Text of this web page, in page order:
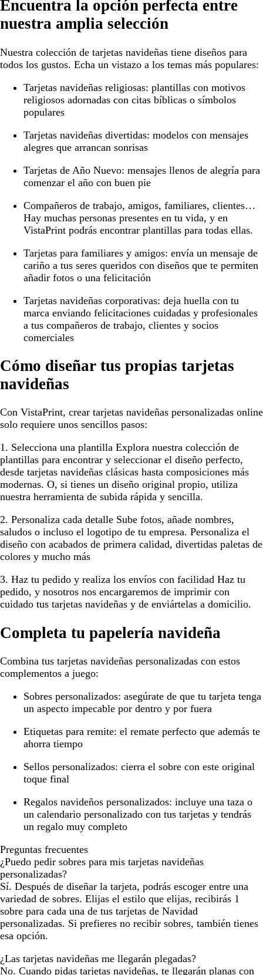
Encuentra la opción perfecta entre
nuestra amplia selección
Nuestra colección de tarjetas navideñas tiene diseños para
todos los gustos. Echa un vistazo a los temas más populares:
Tarjetas navideñas religiosas: plantillas con motivos
religiosos adornadas con citas bíblicas o símbolos
populares
Tarjetas navideñas divertidas: modelos con mensajes
alegres que arrancan sonrisas
Tarjetas de Año Nuevo: mensajes llenos de alegría para
comenzar el año con buen pie
Compañeros de trabajo, amigos, familiares, clientes…
Hay muchas personas presentes en tu vida, y en
VistaPrint podrás encontrar plantillas para todas ellas.
Tarjetas para familiares y amigos: envía un mensaje de
cariño a tus seres queridos con diseños que te permiten
añadir fotos o una felicitación
Tarjetas navideñas corporativas: deja huella con tu
marca enviando felicitaciones cuidadas y profesionales
a tus compañeros de trabajo, clientes y socios
comerciales
Cómo diseñar tus propias tarjetas
navideñas
Con VistaPrint, crear tarjetas navideñas personalizadas online
solo requiere unos sencillos pasos:
1. Selecciona una plantilla Explora nuestra colección de
plantillas para encontrar y seleccionar el diseño perfecto,
desde tarjetas navideñas clásicas hasta composiciones más
modernas. O, si tienes un diseño original propio, utiliza
nuestra herramienta de subida rápida y sencilla.
2. Personaliza cada detalle Sube fotos, añade nombres,
saludos o incluso el logotipo de tu empresa. Personaliza el
diseño con acabados de primera calidad, divertidas paletas de
colores y mucho más
3. Haz tu pedido y realiza los envíos con facilidad Haz tu
pedido, y nosotros nos encargaremos de imprimir con
cuidado tus tarjetas navideñas y de enviártelas a domicilio.
Completa tu papelería navideña
Combina tus tarjetas navideñas personalizadas con estos
complementos a juego:
Sobres personalizados: asegúrate de que tu tarjeta tenga
un aspecto impecable por dentro y por fuera
Etiquetas para remite: el remate perfecto que además te
ahorra tiempo
Sellos personalizados: cierra el sobre con este original
toque final
Regalos navideños personalizados: incluye una taza o
un calendario personalizado con tus tarjetas y tendrás
un regalo muy completo
Preguntas frecuentes
¿Puedo pedir sobres para mis tarjetas navideñas
personalizadas?
Sí. Después de diseñar la tarjeta, podrás escoger entre una
variedad de sobres. Elijas el estilo que elijas, recibirás 1
sobre para cada una de tus tarjetas de Navidad
personalizadas. Si prefieres no recibir sobres, también tienes
esa opción.
¿Las tarjetas navideñas me llegarán plegadas?
No. Cuando pidas tarjetas navideñas, te llegarán planas con